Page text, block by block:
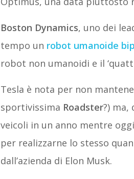
Boston Dynamics, uno dei
tempo un robot umanoide
robot non umanoidi e il
Tesla è nota per non
sportivissima Roadster?) ma,
veicoli in un anno mentre
per realizzarne lo stesso
dall’azienda di Elon Musk.